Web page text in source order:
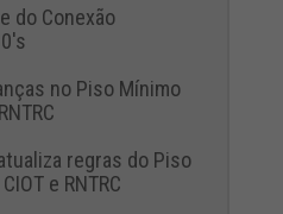
do Conexão
no Piso Mínimo
regras do Piso
e RNTRC